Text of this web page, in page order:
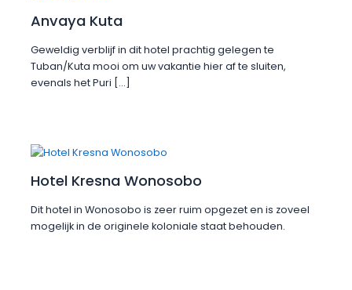
Anvaya Kuta
Geweldig verblijf in dit hotel prachtig gelegen te
Tuban/Kuta mooi om uw vakantie hier af te sluiten,
evenals het Puri […]
Hotel Kresna Wonosobo
Dit hotel in Wonosobo is zeer ruim opgezet en is zoveel
mogelijk in de originele koloniale staat behouden.